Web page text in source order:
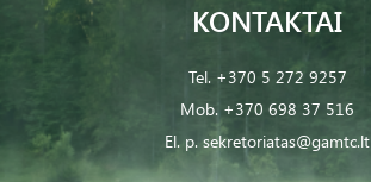
KONTAKTAI
Tel. +370 5 272 9257
Mob. +370 698 37 516
El. p. sekretoriatas@gamtc.lt